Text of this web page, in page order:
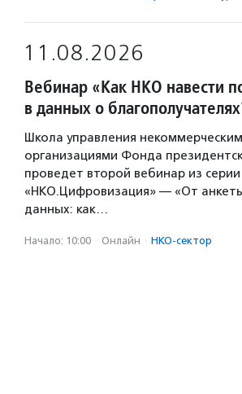
11.08.2026
Вебинар «Как НКО навести
в данных о
Школа управления
организациями Фонда
проведет второй вебинар из серии
«НКО.Цифровизация» — «От
данных: как…
Начало: 10:00 · Онлайн · НКО-сектор